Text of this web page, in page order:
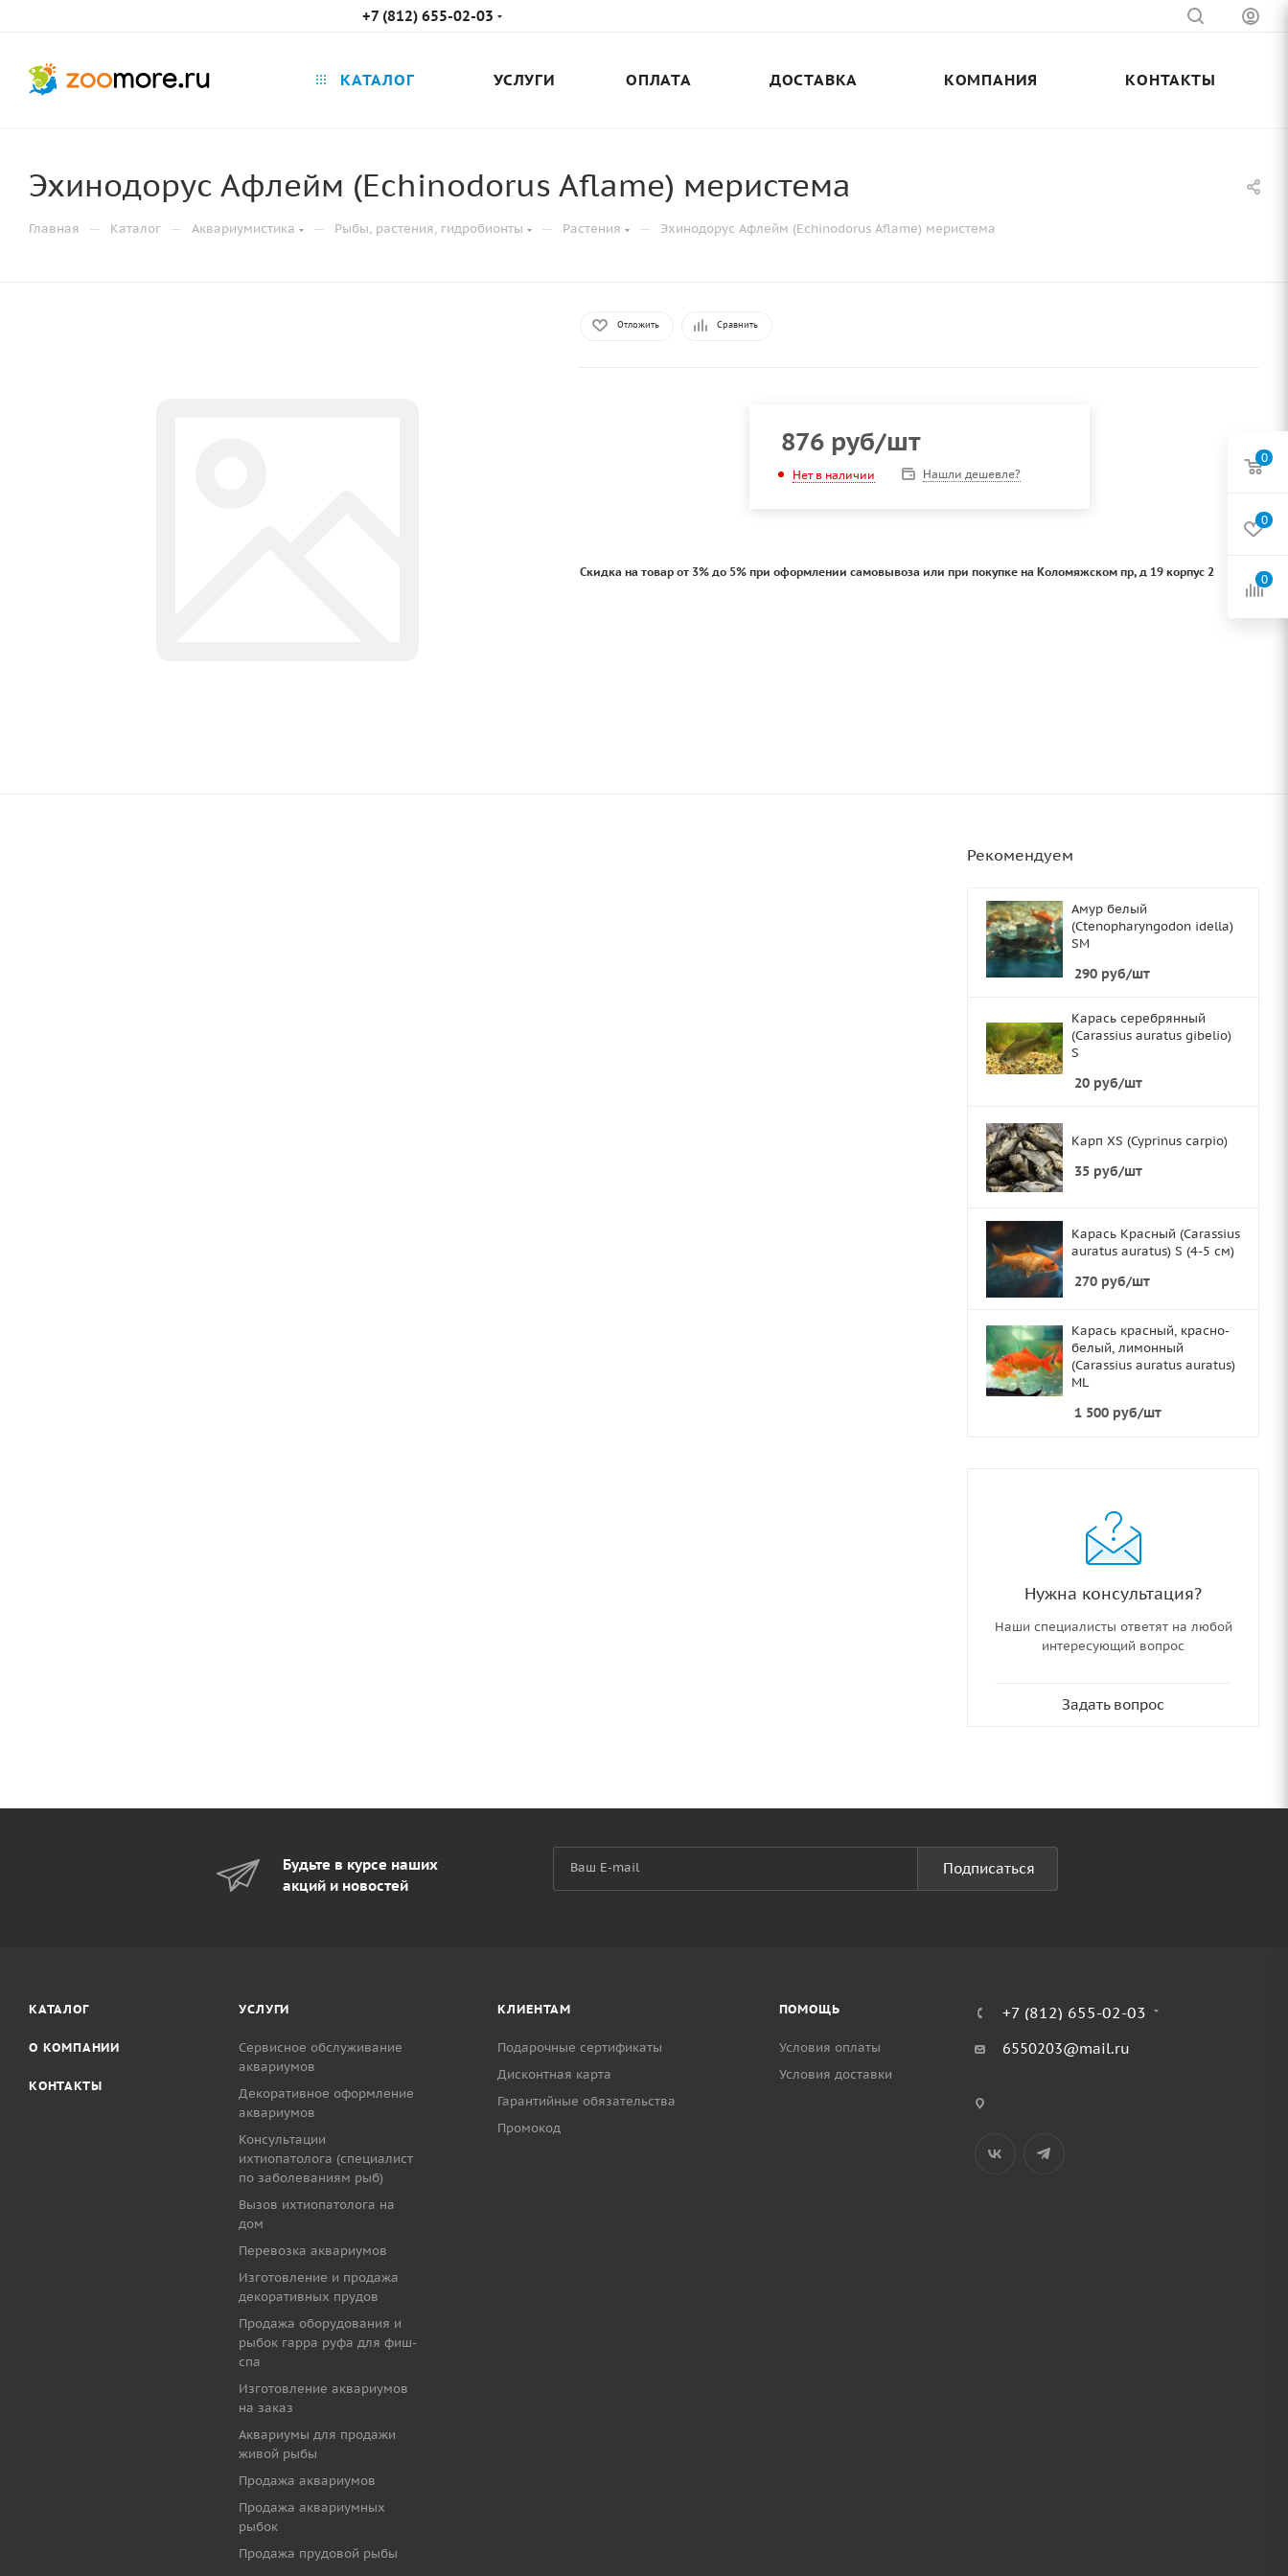
+7 (812) 655-02-03
КАТАЛОГ УСЛУГИ ОПЛАТА ДОСТАВКА КОМПАНИЯ КОНТАКТЫ
Эхинодорус Афлейм (Echinodorus Aflame) меристема
Главная — Каталог — Аквариумистика — Рыбы, растения, гидробионты — Растения — Эхинодорус Афлейм (Echinodorus Aflame) меристема
Отложить Сравнить
876 руб/шт
Нет в наличии Нашли дешевле?
Скидка на товар от 3% до 5% при оформлении самовывоза или при покупке на Коломяжском пр, д 19 корпус 2
Рекомендуем
Амур белый
(Ctenopharyngodon idella)
SМ
290 руб/шт
Карась серебрянный
(Carassius auratus gibelio)
S
20 руб/шт
Карп XS (Cyprinus carpio)
35 руб/шт
Карась Красный (Carassius
auratus auratus) S (4-5 см)
270 руб/шт
Карась красный, красно-
белый, лимонный
(Carassius auratus auratus)
ML
1 500 руб/шт
Нужна консультация?
Наши специалисты ответят на любой
интересующий вопрос
Задать вопрос
Будьте в курсе наших
акций и новостей
Подписаться
КАТАЛОГ
О КОМПАНИИ
КОНТАКТЫ
УСЛУГИ
Сервисное обслуживание
аквариумов
Декоративное оформление
аквариумов
Консультации
ихтиопатолога (специалист
по заболеваниям рыб)
Вызов ихтиопатолога на
дом
Перевозка аквариумов
Изготовление и продажа
декоративных прудов
Продажа оборудования и
рыбок гарра руфа для фиш-
спа
Изготовление аквариумов
на заказ
Аквариумы для продажи
живой рыбы
Продажа аквариумов
Продажа аквариумных
рыбок
Продажа прудовой рыбы
КЛИЕНТАМ
Подарочные сертификаты
Дисконтная карта
Гарантийные обязательства
Промокод
ПОМОЩЬ
Условия оплаты
Условия доставки
+7 (812) 655-02-03
6550203@mail.ru
0
0
0